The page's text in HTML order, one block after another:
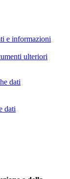
e informazioni
ulteriori
dati
dati